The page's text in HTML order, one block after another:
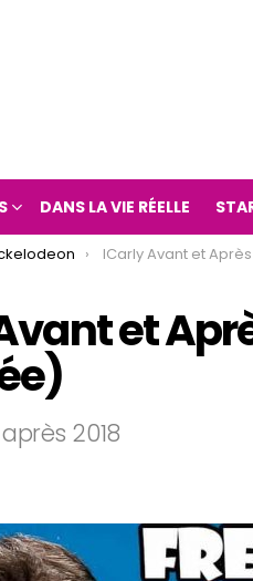
DANS LA VIE RÉELLE
ICarly Avant et Après 2018
et
2018